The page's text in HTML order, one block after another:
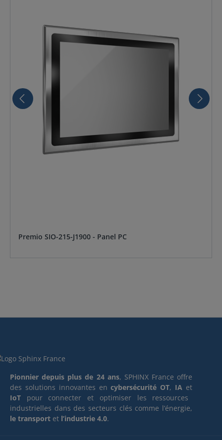
Premio SIO-215-J1900 - Panel PC
Pionnier depuis plus de 24 ans, SPHINX France offre
des solutions innovantes encybersécurité OT, IA et
IoT pour connecter et optimiser les ressources
industrielles dans des secteurs clés comme l’énergie,
le transport et l’industrie 4.0.